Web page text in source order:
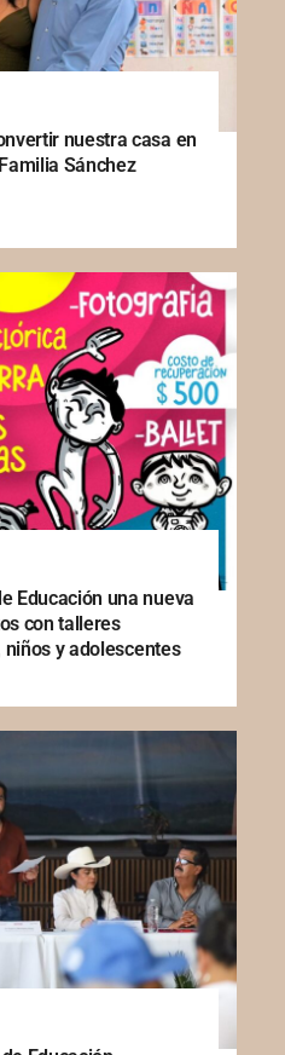
nuestra casa en
Sánchez
Educación una nueva
con talleres
y adolescentes